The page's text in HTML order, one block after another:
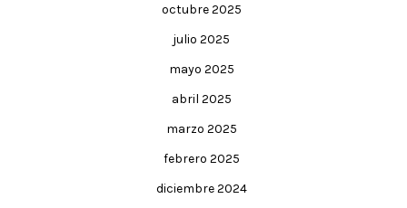
octubre 2025
julio 2025
mayo 2025
abril 2025
marzo 2025
febrero 2025
diciembre 2024